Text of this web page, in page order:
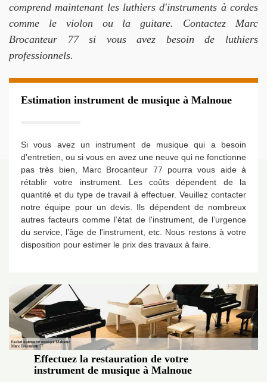
comprend maintenant les luthiers d'instruments à cordes
comme le violon ou la guitare. Contactez Marc
Brocanteur 77 si vous avez besoin de luthiers
professionnels.
Estimation instrument de musique à Malnoue
Si vous avez un instrument de musique qui a besoin
d'entretien, ou si vous en avez une neuve qui ne fonctionne
pas très bien, Marc Brocanteur 77 pourra vous aide à
rétablir votre instrument. Les coûts dépendent de la
quantité et du type de travail à effectuer. Veuillez contacter
notre équipe pour un devis. Ils dépendent de nombreux
autres facteurs comme l’état de l'instrument, de l’urgence
du service, l’âge de l'instrument, etc. Nous restons à votre
disposition pour estimer le prix des travaux à faire.
Effectuez la restauration de votre
instrument de musique à Malnoue